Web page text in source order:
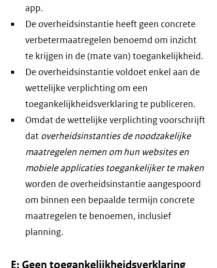
app.
De overheidsinstantie heeft geen concrete
verbetermaatregelen benoemd om inzicht
te krijgen in de (mate van) toegankelijkheid.
De overheidsinstantie voldoet enkel aan de
wettelijke verplichting om een
toegankelijkheidsverklaring te publiceren.
Omdat de wettelijke verplichting voorschrijft
dat overheidsinstanties de noodzakelijke
maatregelen nemen om hun websites en
mobiele applicaties toegankelijker te maken
worden de overheidsinstantie aangespoord
om binnen een bepaalde termijn concrete
maatregelen te benoemen, inclusief
planning.
E: Geen toegankelijkheidsverklaring